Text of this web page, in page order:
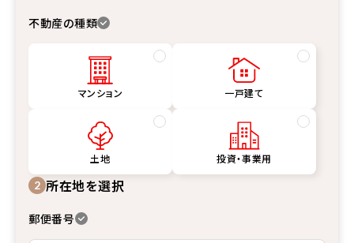
不動産の種類
マンション 一戸建て
土地
投資・事業用
2 所在地を選択
郵便番号